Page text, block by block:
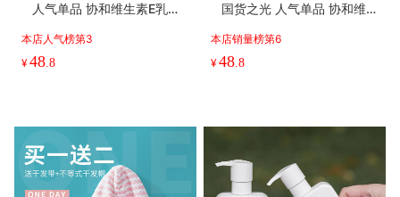
人气单品 协和维生素E乳液
本店人气榜第3
¥48.8
国货之光 人气单品 协和维生
全身可用 3瓶/8瓶超值装
本店销量榜第6
¥48.8